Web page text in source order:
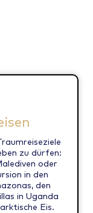
zu dürfen:
oder
in den
den
in Uganda
Eis.